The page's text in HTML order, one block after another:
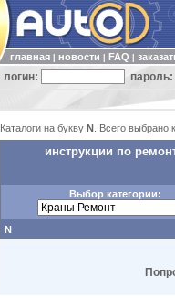
главная новости FAQ
логин: пароль:
Каталоги на букву N . Всего выбрано
инструкции по
Выбор категории:
N